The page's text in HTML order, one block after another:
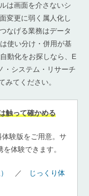
は画面を介さないシ
変更に弱く属人化し
なげる業務はデータ
使い分け・併用が基
動化をお探しなら、E
・システム・リサーチ
みてください。
触って確かめる
験版をご用意。サ
体験できます。
／
じっくり体